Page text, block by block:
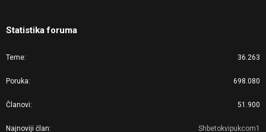
Statistika foruma
Teme 36.263
Poruka 698.080
Članovi 51.900
Najnoviji član Shbetokvipukcom1